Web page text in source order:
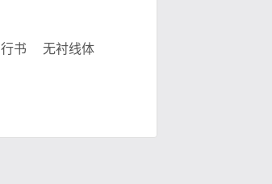
行书 无衬线体